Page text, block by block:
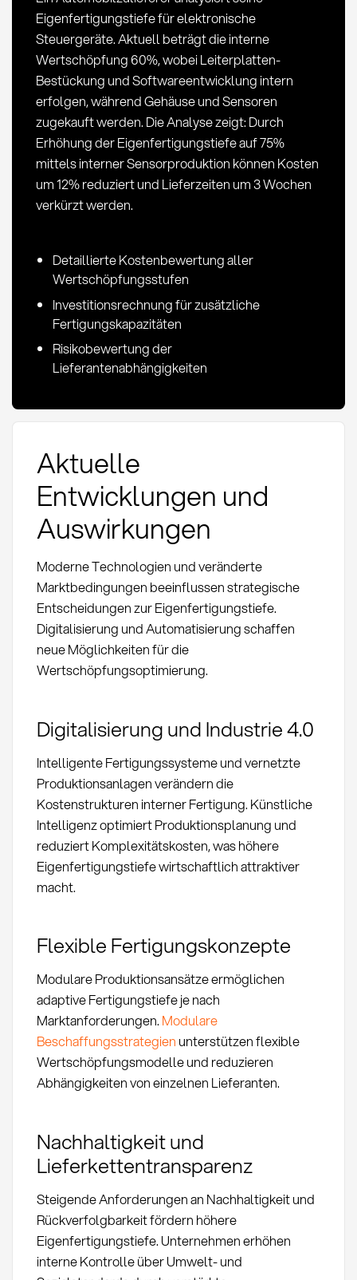
Eigenfertigungstiefe für elektronische
Steuergeräte. Aktuell beträgt die interne
Wertschöpfung 60%, wobei Leiterplatten-
Bestückung und Softwareentwicklung intern
erfolgen, während Gehäuse und Sensoren
zugekauft werden. Die Analyse zeigt: Durch
Erhöhung der Eigenfertigungstiefe auf 75%
mittels interner Sensorproduktion können Kosten
um 12% reduziert und Lieferzeiten um 3 Wochen
verkürzt werden.
Detaillierte Kostenbewertung aller
Wertschöpfungsstufen
Investitionsrechnung für zusätzliche
Fertigungskapazitäten
Risikobewertung der
Lieferantenabhängigkeiten
Aktuelle
Entwicklungen und
Auswirkungen
Moderne Technologien und veränderte
Marktbedingungen beeinflussen strategische
Entscheidungen zur Eigenfertigungstiefe.
Digitalisierung und Automatisierung schaffen
neue Möglichkeiten für die
Wertschöpfungsoptimierung.
Digitalisierung und Industrie 4.0
Intelligente Fertigungssysteme und vernetzte
Produktionsanlagen verändern die
Kostenstrukturen interner Fertigung. Künstliche
Intelligenz optimiert Produktionsplanung und
reduziert Komplexitätskosten, was höhere
Eigenfertigungstiefe wirtschaftlich attraktiver
macht.
Flexible Fertigungskonzepte
Modulare Produktionsansätze ermöglichen
adaptive Fertigungstiefe je nach
Marktanforderungen. Modulare
Beschaffungsstrategien unterstützen flexible
Wertschöpfungsmodelle und reduzieren
Abhängigkeiten von einzelnen Lieferanten.
Nachhaltigkeit und
Lieferkettentransparenz
Steigende Anforderungen an Nachhaltigkeit und
Rückverfolgbarkeit fördern höhere
Eigenfertigungstiefe. Unternehmen erhöhen
interne Kontrolle über Umwelt- und